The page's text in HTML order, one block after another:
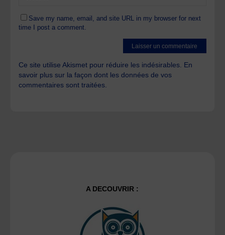
Save my name, email, and site URL in my browser for next
time I post a comment.
Ce site utilise Akismet pour réduire les indésirables. En
savoir plus sur la façon dont les données de vos
commentaires sont traitées
A DECOUVRIR :